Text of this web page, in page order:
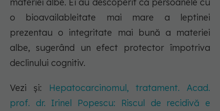
materiei albe. Ei au descoperit că persoanele cu
o bioavailableitate mai mare a leptinei
prezentau o integritate mai bună a materiei
albe, sugerând un efect protector împotriva
declinului cognitiv.
Vezi și: Hepatocarcinomul, tratament. Acad.
prof. dr. Irinel Popescu: Riscul de recidivă e